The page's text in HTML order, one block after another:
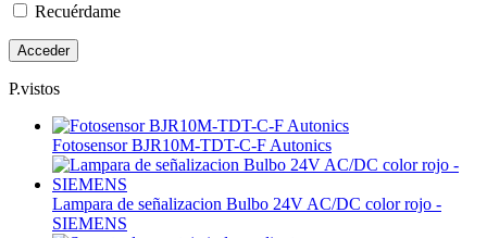
Recuérdame
P.vistos
Fotosensor BJR10M-TDT-C-F Autonics
Lampara de señalizacion Bulbo 24V AC/DC color rojo -
SIEMENS